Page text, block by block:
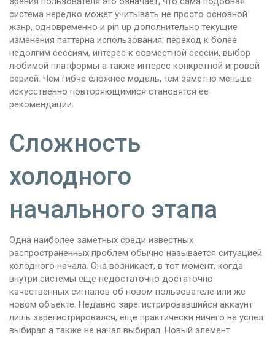
система нередко может учитывать не просто основной
жанр, одновременно и pin up дополнительно текущие
изменения паттерна использования: переход к более
недолгим сессиям, интерес к совместной сессии, выбор
любимой платформы а также интерес конкретной игровой
серией. Чем гибче сложнее модель, тем заметно меньше
искусственно повторяющимися становятся ее
рекомендации.
Сложность
холодного
начального этапа
Одна наиболее заметных среди известных
распространенных проблем обычно называется ситуацией
холодного начала. Она возникает, в тот момент, когда
внутри системы еще недостаточно достаточно
качественных сигналов об новом пользователе или же
новом объекте. Недавно зарегистрировавшийся аккаунт
лишь зарегистрировался, еще практически ничего не успел
выбирал а также не начал выбирал. Новый элемент